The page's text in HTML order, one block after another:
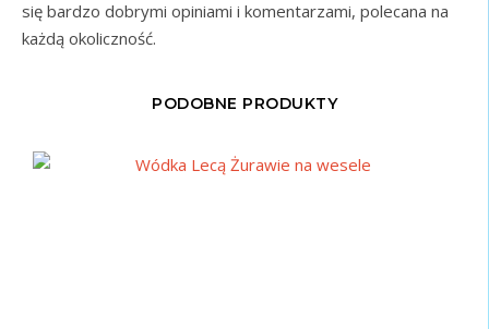
się bardzo dobrymi opiniami i komentarzami, polecana na
każdą okoliczność.
PODOBNE PRODUKTY